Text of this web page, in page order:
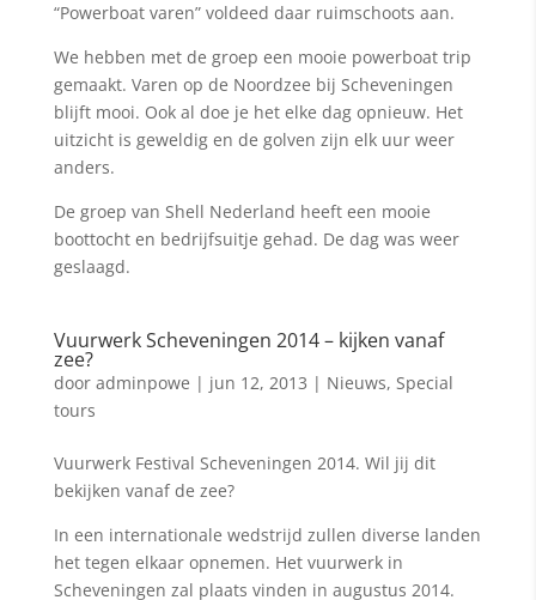
“Powerboat varen” voldeed daar ruimschoots aan.
We hebben met de groep een mooie powerboat trip
gemaakt. Varen op de Noordzee bij Scheveningen
blijft mooi. Ook al doe je het elke dag opnieuw. Het
uitzicht is geweldig en de golven zijn elk uur weer
anders.
De groep van Shell Nederland heeft een mooie
boottocht en bedrijfsuitje gehad. De dag was weer
geslaagd.
Vuurwerk Scheveningen 2014 – kijken vanaf
zee?
door adminpowe | jun 12, 2013 | Nieuws, Special
tours
Vuurwerk Festival Scheveningen 2014. Wil jij dit
bekijken vanaf de zee?
In een internationale wedstrijd zullen diverse landen
het tegen elkaar opnemen. Het vuurwerk in
Scheveningen zal plaats vinden in augustus 2014.